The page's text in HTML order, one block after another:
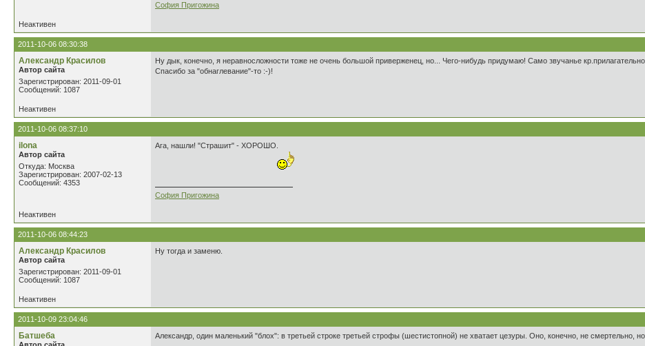
София Пригожина
Неактивен
2011-10-06 08:30:38
Александр Красилов
Автор сайта
Зарегистрирован: 2011-09-01
Сообщений: 1087
Ну дык, конечно, я неравносложности тоже не очень большой приверженец, но... Чего-нибудь придумаю! Само звучанье
Спасибо за "обнаглевание"-то :-)!
Неактивен
2011-10-06 08:37:10
ilona
Автор сайта
Откуда: Москва
Зарегистрирован: 2007-02-13
Сообщений: 4353
Ага, нашли! "Страшит" - ХОРОШО.
София Пригожина
Неактивен
2011-10-06 08:44:23
Александр Красилов
Автор сайта
Зарегистрирован: 2011-09-01
Сообщений: 1087
Ну тогда и заменю.
Неактивен
2011-10-09 23:04:46
Батшеба Александр, один маленький "блох": в третьей строке третьей строфы (шестистопной) не хватает цезуры. Оно, конечно, не смертельно,